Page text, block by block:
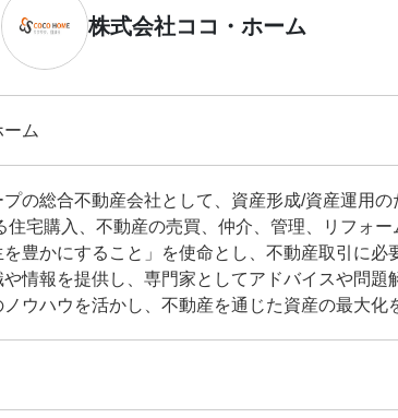
株式会社ココ・ホーム
ム
の総合不動産会社として、資産形成/資産運用
住宅購入、不動産の売買、仲介、管理、リフォ
を豊かにすること」を使命とし、不動産取引に必
情報を提供し、専門家としてアドバイスや問題
ウハウを活かし、不動産を通じた資産の最大化